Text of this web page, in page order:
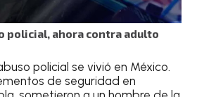
policial, ahora contra adulto
policial se vivió en México.
de seguridad en